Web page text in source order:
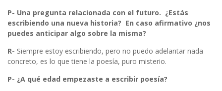
P- Una pregunta relacionada con el futuro. ¿Estás
escribiendo una nueva historia? En caso afirmativo ¿nos
puedes anticipar algo sobre la misma?
R- Siempre estoy escribiendo, pero no puedo adelantar nada
concreto, es lo que tiene la poesía, puro misterio.
P- ¿A qué edad empezaste a escribir poesía?